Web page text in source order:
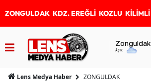
ZONGULDAK KDZ. EREĞLİ KOZLU KİLİMLİ
Zonguldak
Açık
Lens Medya Haber ZONGULDAK